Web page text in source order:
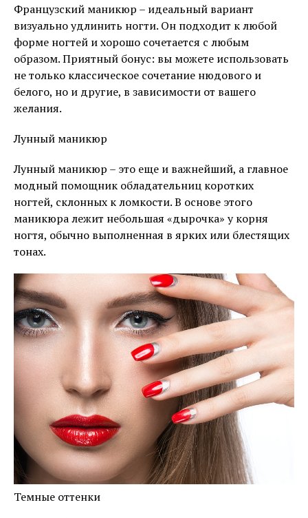
Французский маникюр – идеальный вариант
визуально удлинить ногти. Он подходит к любой
форме ногтей и хорошо сочетается с любым
образом. Приятный бонус: вы можете использовать
не только классическое сочетание нюдового и
белого, но и другие, в зависимости от вашего
желания.
Лунный маникюр
Лунный маникюр – это еще и важнейший, а главное
модный помощник обладательниц коротких
ногтей, склонных к ломкости. В основе этого
маникюра лежит небольшая «дырочка» у корня
ногтя, обычно выполненная в ярких или блестящих
тонах.
Темные оттенки